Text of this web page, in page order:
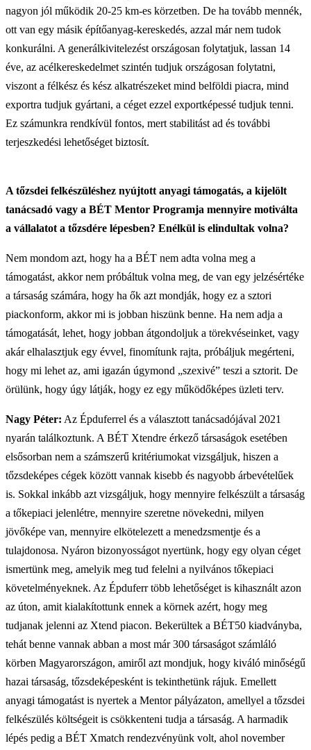
nagyon jól működik 20-25 km-es körzetben. De ha tovább mennék,
ott van egy másik építőanyag-kereskedés, azzal már nem tudok
konkurálni. A generálkivitelezést országosan folytatjuk, lassan 14
éve, az acélkereskedelmet szintén tudjuk országosan folytatni,
viszont a félkész és kész alkatrészeket mind belföldi piacra, mind
exportra tudjuk gyártani, a céget ezzel exportképessé tudjuk tenni.
Ez számunkra rendkívül fontos, mert stabilitást ad és további
terjeszkedési lehetőséget biztosít.
A tőzsdei felkészüléshez nyújtott anyagi támogatás, a kijelölt
tanácsadó vagy a BÉT Mentor Programja mennyire motiválta
a vállalatot a tőzsdére lépesben? Enélkül is elindultak volna?
Nem mondom azt, hogy ha a BÉT nem adta volna meg a
támogatást, akkor nem próbáltuk volna meg, de van egy jelzésértéke
a társaság számára, hogy ha ők azt mondják, hogy ez a sztori
piackonform, akkor mi is jobban hiszünk benne. Ha nem adja a
támogatását, lehet, hogy jobban átgondoljuk a törekvéseinket, vagy
akár elhalasztjuk egy évvel, finomítunk rajta, próbáljuk megérteni,
hogy mi lehet az, ami igazán úgymond „szexivé” teszi a sztorit. De
örülünk, hogy úgy látják, hogy ez egy működőképes üzleti terv.
Nagy Péter: Az Épduferrel és a választott tanácsadójával 2021
nyarán találkoztunk. A BÉT Xtendre érkező társaságok esetében
elsősorban nem a számszerű kritériumokat vizsgáljuk, hiszen a
tőzsdeképes cégek között vannak kisebb és nagyobb árbevételűek
is. Sokkal inkább azt vizsgáljuk, hogy mennyire felkészült a társaság
a tőkepiaci jelenlétre, mennyire szeretne növekedni, milyen
jövőképe van, mennyire elkötelezett a menedzsmentje és a
tulajdonosa. Nyáron bizonyosságot nyertünk, hogy egy olyan céget
ismertünk meg, amelyik meg tud felelni a nyilvános tőkepiaci
követelményeknek. Az Épduferr több lehetőséget is kihasznált azon
az úton, amit kialakítottunk ennek a körnek azért, hogy meg
tudjanak jelenni az Xtend piacon. Bekerültek a BÉT50 kiadványba,
tehát benne vannak abban a most már 300 társaságot számláló
körben Magyarországon, amiről azt mondjuk, hogy kiváló minőségű
hazai társaság, tőzsdeképesként is tekinthetünk rájuk. Emellett
anyagi támogatást is nyertek a Mentor pályázaton, amellyel a tőzsdei
felkészülés költségeit is csökkenteni tudja a társaság. A harmadik
lépés pedig a BÉT Xmatch rendezvényünk volt, ahol november